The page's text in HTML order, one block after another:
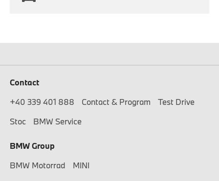
Contact
+40 339 401 888
Contact & Program
Test Drive
Stoc
BMW Service
BMW Group
BMW Motorrad
MINI